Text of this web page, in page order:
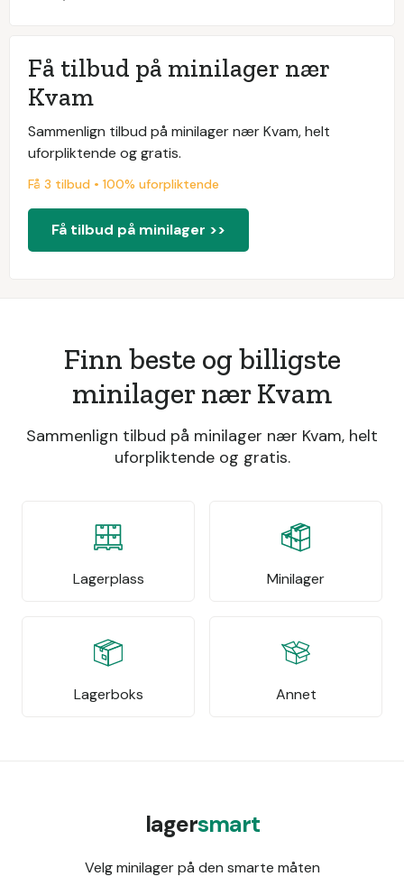
Få tilbud på minilager nær
Kvam
Sammenlign tilbud på minilager nær Kvam, helt
uforpliktende og gratis.
Få 3 tilbud • 100% uforpliktende
Få tilbud på minilager >>
Finn beste og billigste
minilager nær Kvam
Sammenlign tilbud på minilager nær Kvam, helt
uforpliktende og gratis.
Lagerplass Minilager
Lagerboks Annet
lagersmart
Velg minilager på den smarte måten